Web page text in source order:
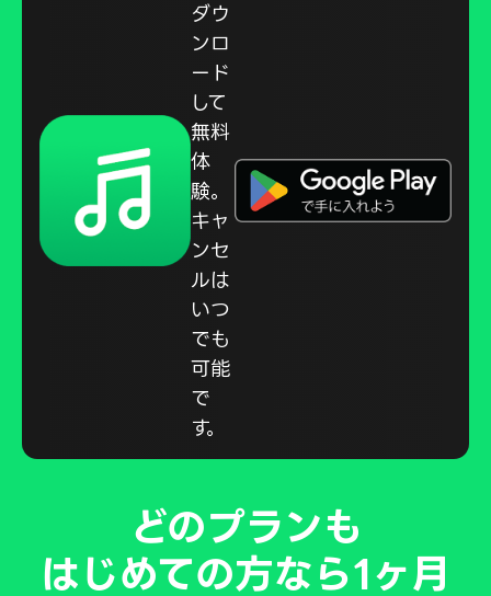
ダウ
ンロ
ード
して
無料
体
験。
キャ
ンセ
ルは
いつ
でも
可能
で
す。
どのプランも
はじめての方なら1ヶ月